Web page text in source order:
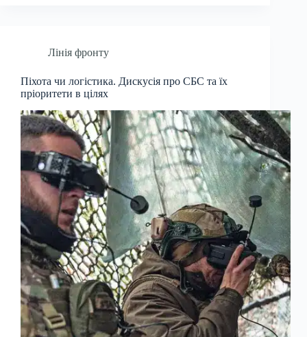
Лінія фронту
Піхота чи логістика. Дискусія про СБС та їх
пріоритети в цілях